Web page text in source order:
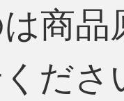
商
ださ